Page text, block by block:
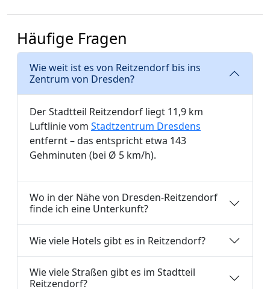
Häufige Fragen
Wie weit ist es von Reitzendorf bis ins
Zentrum von Dresden?
Der Stadtteil Reitzendorf liegt 11,9 km
Luftlinie vom Stadtzentrum Dresdens
entfernt – das entspricht etwa 143
Gehminuten (bei Ø 5 km/h).
Wo in der Nähe von Dresden-Reitzendorf
finde ich eine Unterkunft?
Wie viele Hotels gibt es in Reitzendorf?
Wie viele Straßen gibt es im Stadtteil
Reitzendorf?